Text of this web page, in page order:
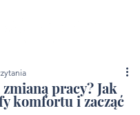
pracy? Jak
komfortu i zacząć